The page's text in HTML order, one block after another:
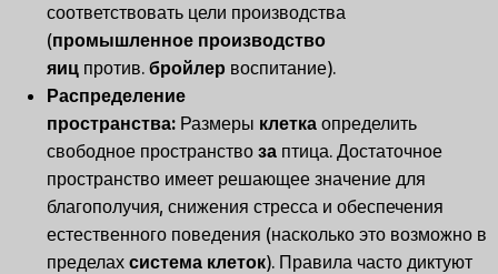
соответствовать цели производства
(промышленное производство
яиц против. бройлер воспитание).
Распределение
пространства: Размеры клетка определить
свободное пространство за птица. Достаточное
пространство имеет решающее значение для
благополучия, снижения стресса и обеспечения
естественного поведения (насколько это возможно в
пределах система клеток). Правила часто диктуют